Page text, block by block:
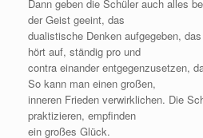
Dann geben die Schüler auch alles
der Geist geeint, das
dualistische Denken aufgegeben,
hört auf, ständig pro und
contra einander entgegenzusetzen,
So kann man einen großen,
inneren Frieden verwirklichen. Die
praktizieren, empfinden
ein großes Glück.